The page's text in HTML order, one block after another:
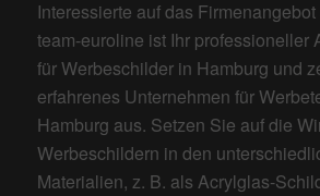
Interessierte auf das
team-euroline ist Ihr professioneller
für Werbeschilder in Hamburg und
erfahrenes Unternehmen für
Hamburg aus. Setzen Sie auf die
Werbeschildern in den
Materialien, z. B. als Acrylglas-